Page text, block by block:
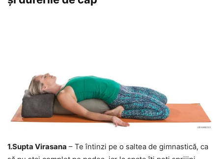
1.Supta Virasana – Te întinzi pe o saltea de gimnastică, ca